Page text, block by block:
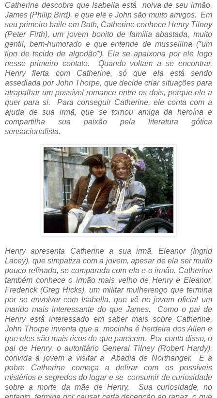
Catherine descobre que Isabella está noiva de seu irmão,
James (Philip Bird), e que ele e John são muito amigos. Em
seu primeiro baile em Bath, Catherine conhece Henry Tilney
(Peter Firth), um jovem bonito de família abastada, muito
gentil, bem-humorado e que entende de mussellina (*um
tipo de tecido de algodão*). Ela se apaixona por ele logo
nesse primeiro contato. Quando voltam a se encontrar,
Henry flerta com Catherine, só que ela está sendo
assediada por John Thorpe, que decide criar situações para
atrapalhar um possível romance entre os dois, porque ele a
quer para si. Para conseguir Catherine, ele conta com a
ajuda de sua irmã, que se tornou amiga da heroína e
compartilha sua paixão pela literatura gótica
sensacionalista.
Henry apresenta Catherine a sua irmã, Eleanor (Ingrid
Lacey), que simpatiza com a jovem, apesar de ela ser muito
pouco refinada, se comparada com ela e o irmão. Catherine
também conhece o irmão mais velho de Henry e Eleanor,
Frederick (Greg Hicks), um militar mulherengo que termina
por se envolver com Isabella, que vê no jovem oficial um
marido mais interessante do que James. Como o pai de
Henry está interessado em saber mais sobre Catherine,
John Thorpe inventa que a mocinha é herdeira dos Allen e
que eles são mais ricos do que parecem. Por conta disso, o
pai de Henry, o autoritário General Tilney (Robert Hardy),
convida a jovem a visitar a Abadia de Northanger. E a
pobre Catherine começa a delirar com os possíveis
mistérios e segredos do lugar e se consumir de curiosidade
sobre a morte da mãe de Henry. Sua curiosidade, no